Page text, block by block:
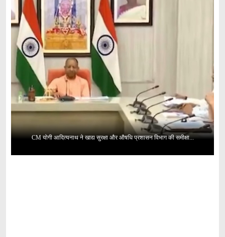
CM योगी आदित्यनाथ ने खाद्य सुरक्षा और औषधि प्रशासन विभाग की समीक्षा...